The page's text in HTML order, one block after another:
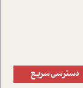
دسترسی سریع